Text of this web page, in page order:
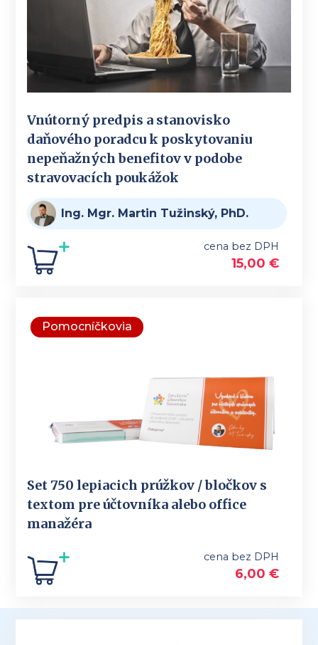
Vnútorný predpis a stanovisko
daňového poradcu k poskytovaniu
nepeňažných benefitov v podobe
stravovacích poukážok
Ing. Mgr. Martin Tužinský, PhD.
cena bez DPH
15,00 €
Pomocníčkovia
Set 750 lepiacich prúžkov / bločkov s
textom pre účtovníka alebo office
manažéra
cena bez DPH
6,00 €